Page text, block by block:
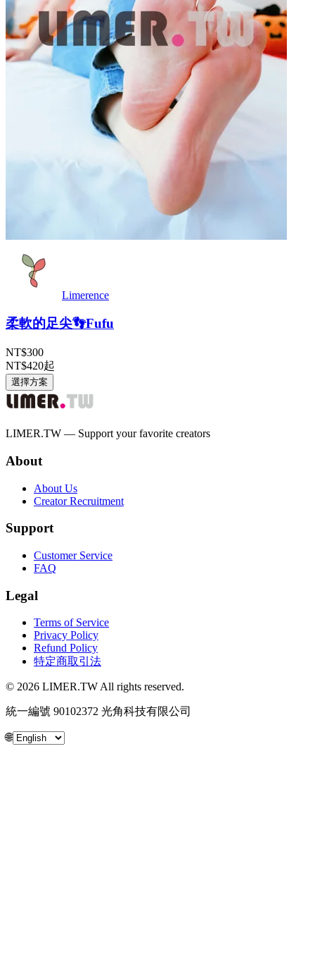
Limerence
柔軟的足尖👣Fufu
NT$300
NT$420起
選擇方案
LIMER.TW — Support your favorite creators
About
About Us
Creator Recruitment
Support
Customer Service
FAQ
Legal
Terms of Service
Privacy Policy
Refund Policy
特定商取引法
© 2026 LIMER.TW All rights reserved.
統一編號 90102372 光角科技有限公司
🌐